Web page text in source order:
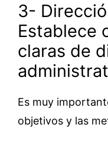
3-
Establece
claras de
Es muy
objetivos y las